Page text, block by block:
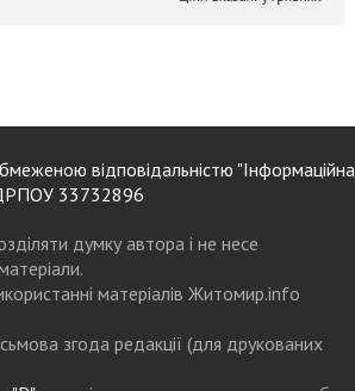
відповідальністю "Інформаційна
33732896
думку автора і не несе
матеріалів Житомир.info
згода редакції (для друкованих